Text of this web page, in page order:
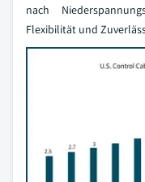
nach
Flexibilität und